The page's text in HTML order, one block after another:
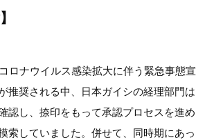
ロナウイルス感染拡大に伴う緊急事態宣
推奨される中、日本ガイシの経理部門は
認し、捺印をもって承認プロセスを進め
索していました。併せて、同時期にあっ